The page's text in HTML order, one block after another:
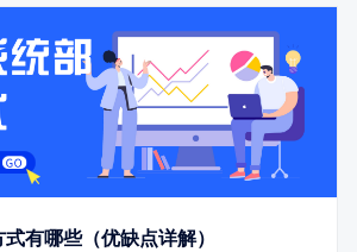
有哪些（优缺点详解）